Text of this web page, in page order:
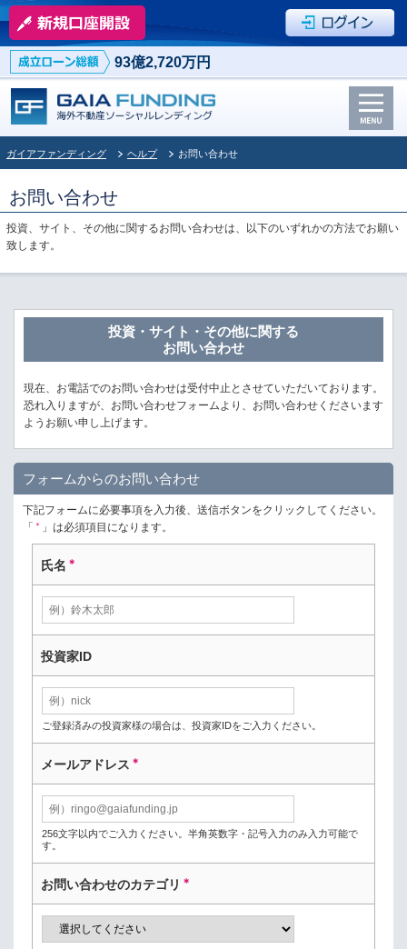
93億2,720万円
ガイアファンディング ヘルプ お問い合わせ
お問い合わせ
投資、サイト、その他に関するお問い合わせは、以下のいずれかの方法でお願い
致します。
投資・サイト・その他に関する
お問い合わせ
現在、お電話でのお問い合わせは受付中止とさせていただいております。
恐れ入りますが、お問い合わせフォームより、お問い合わせくださいます
ようお願い申し上げます。
フォームからのお問い合わせ
下記フォームに必要事項を入力後、送信ボタンをクリックしてください。
「 ＊ 」は必須項目になります。
氏名 ＊
投資家ID
ご登録済みの投資家様の場合は、投資家IDをご入力ください。
メールアドレス ＊
256文字以内でご入力ください。半角英数字・記号入力のみ入力可能で
す。
お問い合わせのカテゴリ ＊